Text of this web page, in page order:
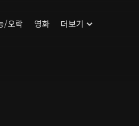
/오락 영화 더보기